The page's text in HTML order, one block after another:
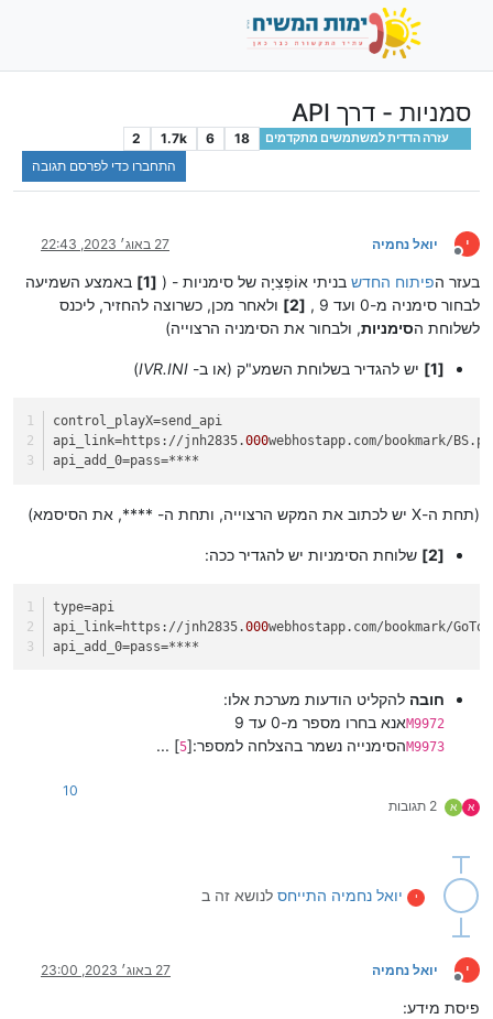
סמניות - דרך API
עזרה הדדית למשתמשים מתקדמים 18
6
1.7k
2
התחברו כדי לפרסם תגובה
י
מנותק
יואל נחמיה 27 באוג׳ 2023, 22:43
בעזר הפיתוח החדש בניתי אוֹפְּצִיָה של סימניות - ( [1]
באמצע השמיעה
לבחור סימניה מ-0 ועד 9 ,
[2]
ולאחר מכן, כשרוצה להחזיר, ליכנס
לשלוחת הסימניות, ולבחור את הסימניה הרצוייה)
[1] יש להגדיר בשלוחת השמע"ק (או ב- IVR.INI
)
control_playX=send_api
api_link=https://jnh2835.000webhostapp.com/bookmark/
api_add_0=pass=****
(תחת ה-X יש לכתוב את המקש הרצוייה, ותחת ה- ****, את הסיסמא)
[2] שלוחת הסימניות יש להגדיר ככה:
type=api
api_link=https://jnh2835.000webhostapp.com/bookmark/
api_add_0=pass=****
חובה להקליט הודעות מערכת אלו:
M9972אנא בחרו מספר מ-0 עד 9
M9973הסימנייה נשמר בהצלחה למספר:[5
] ...
א א 2 תגובות
10
י יואל נחמיה התייחס לנושא זה ב
י
מנותק
יואל נחמיה 27 באוג׳ 2023, 23:00
פיסת מידע: